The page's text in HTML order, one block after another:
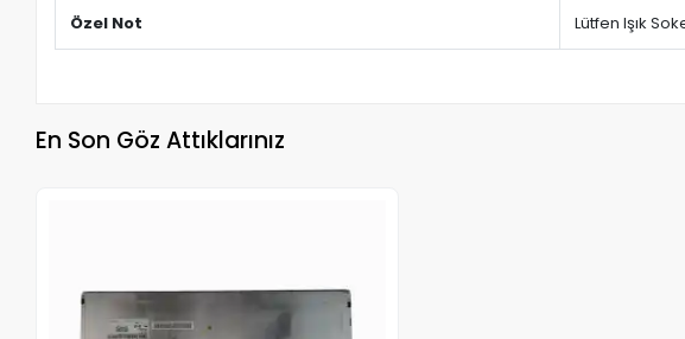
Özel Not Lütfen Işık
En Son Göz Attıklarınız